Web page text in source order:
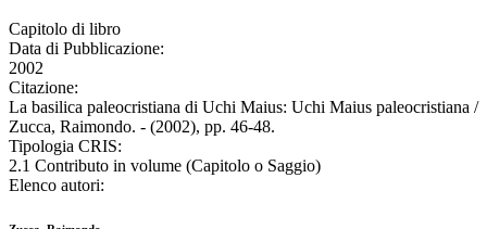
Capitolo di libro
Data di Pubblicazione:
2002
Citazione:
La basilica paleocristiana di Uchi Maius: Uchi Maius paleocristiana /
Zucca, Raimondo. - (2002), pp. 46-48.
Tipologia CRIS:
2.1 Contributo in volume (Capitolo o Saggio)
Elenco autori: